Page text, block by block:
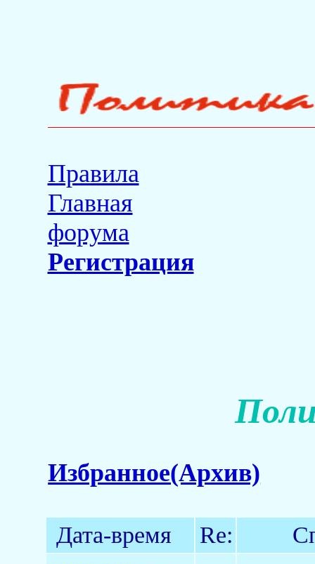
Правила
Главная
форума
Регистрация
Избранное(Архив)
Дата-время Re: